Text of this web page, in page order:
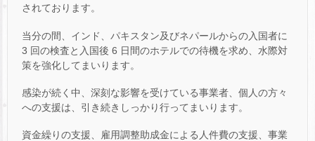
されております。
当分の間、インド、パキスタン及びネパールからの入国者に
3 回の検査と入国後 6 日間のホテルでの待機を求め、水際対
策を強化してまいります。
感染が続く中、深刻な影響を受けている事業者、個人の方々
への支援は、引き続きしっかり行ってまいります。
資金繰りの支援、雇用調整助成金による人件費の支援、事業